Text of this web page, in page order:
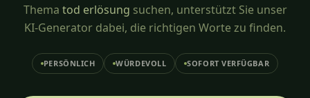
Thema tod erlösung suchen, unterstützt Sie unser
KI-Generator dabei, die richtigen Worte zu finden.
PERSÖNLICH WÜRDEVOLL SOFORT VERFÜGBAR